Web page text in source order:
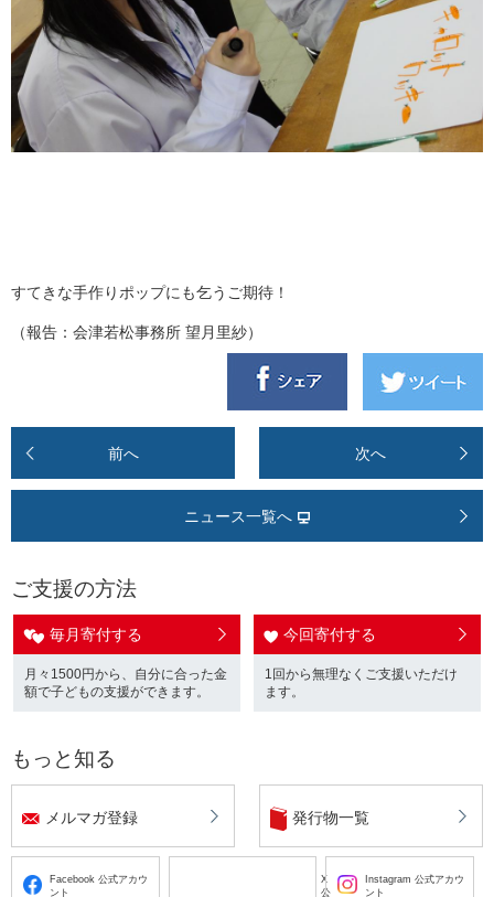
すてきな手作りポップにも乞うご期待！
（報告：会津若松事務所 望月里紗）
前へ 次へ
ニュース一覧へ
ご支援の方法
毎月寄付する
月々1500円から、自分に合った金
額で子どもの支援ができます。
今回寄付する
1回から無理なくご支援いただけ
ます。
もっと知る
メルマガ登録 発行物一覧
Facebook 公式アカウ
ント
X
公
Instagram 公式アカウ
ント